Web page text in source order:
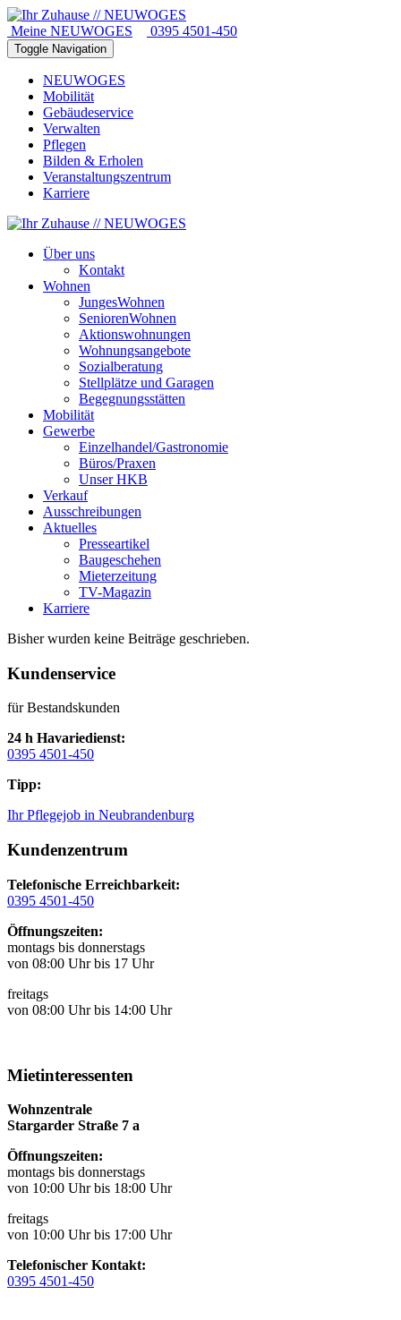
Meine NEUWOGES 0395 4501-450
Toggle Navigation
NEUWOGES
Mobilität
Gebäudeservice
Verwalten
Pflegen
Bilden & Erholen
Veranstaltungszentrum
Karriere
Über uns
Kontakt
Wohnen
JungesWohnen
SeniorenWohnen
Aktionswohnungen
Wohnungsangebote
Sozialberatung
Stellplätze und Garagen
Begegnungsstätten
Mobilität
Gewerbe
Einzelhandel/Gastronomie
Büros/Praxen
Unser HKB
Verkauf
Ausschreibungen
Aktuelles
Presseartikel
Baugeschehen
Mieterzeitung
TV-Magazin
Karriere
Bisher wurden keine Beiträge geschrieben.
Kundenservice
für Bestandskunden
24 h Havariedienst:
0395 4501-450
Tipp:
Ihr Pflegejob in Neubrandenburg
Kundenzentrum
Telefonische Erreichbarkeit:
0395 4501-450
Öffnungszeiten:
montags bis donnerstags
von 08:00 Uhr bis 17 Uhr
freitags
von 08:00 Uhr bis 14:00 Uhr
Mietinteressenten
Wohnzentrale
Stargarder Straße 7 a
Öffnungszeiten:
montags bis donnerstags
von 10:00 Uhr bis 18:00 Uhr
freitags
von 10:00 Uhr bis 17:00 Uhr
Telefonischer Kontakt:
0395 4501-450